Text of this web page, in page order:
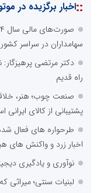
::اخبار برگزیده در
سهامداران در سراسر کشور
دکتر مرتضی
راه قدیم
صنعت چوب؛ هنر،
پشتیبانی از کالای ایرانی
طرحواره های فعال
اخبار زرد و واکنش های
نوآوری و یادگیری
لبنیات سنتی؛ میراثی